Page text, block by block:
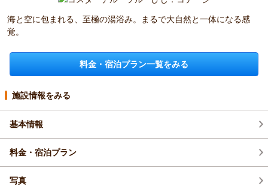
海と空に包まれる、至極の湯浴み。まるで大自然と一体になる感
覚。
料金・宿泊プラン一覧をみる
施設情報をみる
基本情報
料金・宿泊プラン
写真